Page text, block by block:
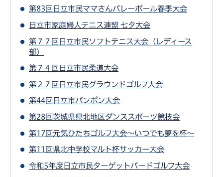
第83回日立市民ママさんバレーボール春季大会
日立市家庭婦人テニス連盟 七夕大会
第７７回日立市民ソフトテニス大会（レディース
部）
第７４回日立市民柔道大会
第２７回日立市民グラウンドゴルフ大会
第44回日立市パンポン大会
第28回茨城県県北地区ダンススポーツ競技会
第17回元気ひたちゴルフ大会～いつでも夢を杯～
第11回県北中学校マルト杯サッカー大会
令和5年度日立市民ターゲットバードゴルフ大会